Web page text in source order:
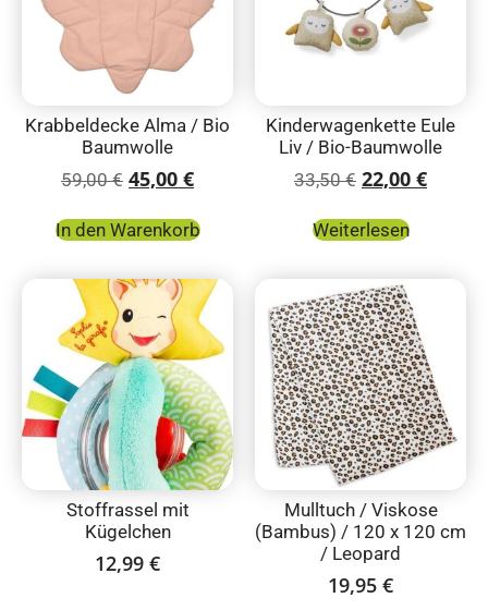
Krabbeldecke Alma / Bio
Baumwolle
59,00€ 45,00 €
In den Warenkorb
Kinderwagenkette Eule
Liv / Bio-Baumwolle
33,50€ 22,00 €
Weiterlesen
Stoffrassel mit
Kügelchen
12,99 €
Mulltuch / Viskose
(Bambus) / 120 x 120 cm
/ Leopard
19,95 €